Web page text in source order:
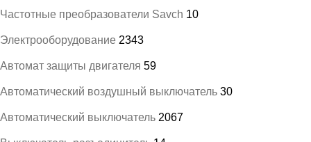
Частотные преобразователи Savch 10
Электрооборудование 2343
Автомат защиты двигателя 59
Автоматический воздушный выключатель 30
Автоматический выключатель 2067